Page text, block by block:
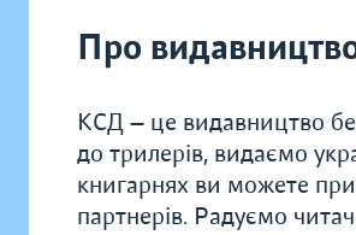
Про
КСД — це видавництво
до трилерів, видаємо
книгарнях ви можете
партнерів. Радуємо